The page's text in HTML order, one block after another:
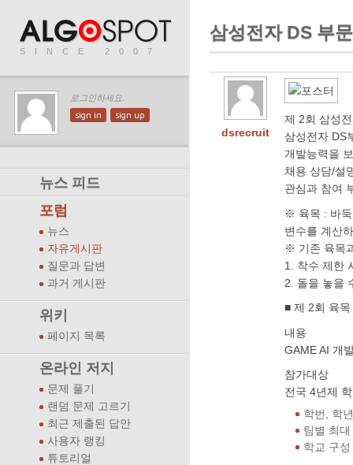
SINCE 2007
로그인하세요.
sign in sign up
뉴스 피드
포럼
뉴스
자유게시판
질문과 답변
과거 게시판
위키
페이지 목록
온라인 저지
문제 풀기
랜덤 문제 고르기
최근 제출된 답안
사용자 랭킹
튜토리얼
삼성전자 DS 부
dsrecruit
제 2회 삼성
삼성전자 DS
개발능력을
채용 상담/설
관심과 참여
※ 육목 : 바둑
변수를 계산
※ 기존 육목
1. 착수 제한
2. 돌을 놓을
■ 제 2회 육
내용
GAME AI 개
참가대상
전국 4년제
학번, 학
팀별 최
학교 구